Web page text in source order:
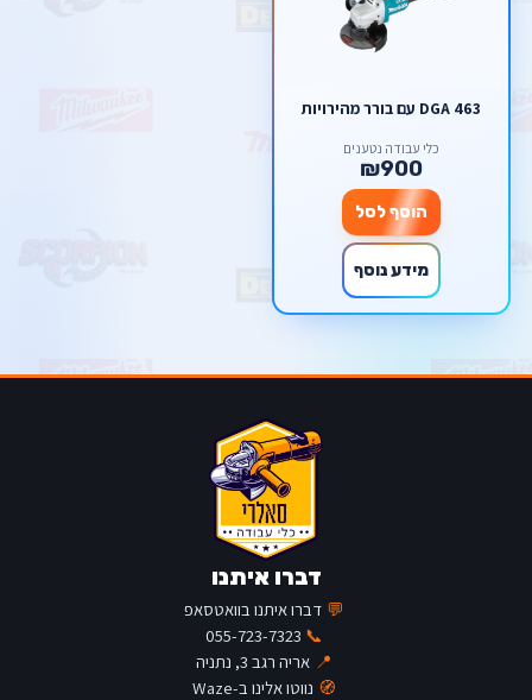
DGA 463 עם בורר מהירויות
כלי עבודה נטענים
₪900
הוסף לסל
מידע נוסף
דברו איתנו
💬 דברו איתנו בוואטסאפ
📞
055-723-7323
📍 אריה רגב 3, נתניה
🧭 נווטו אלינו ב-Waze